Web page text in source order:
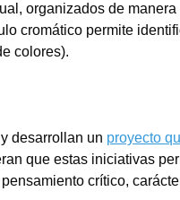
organizados de manera
cromático permite
colores).
desarrollan un proyecto
que estas iniciativas
crítico,